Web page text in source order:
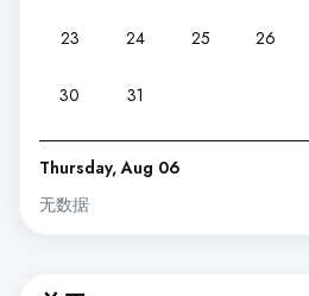
23 24 25 26
30 31
Thursday, Aug 06
无数据